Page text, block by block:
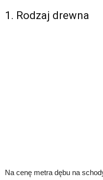
1. Rodzaj drewna
Na cenę metra dębu na